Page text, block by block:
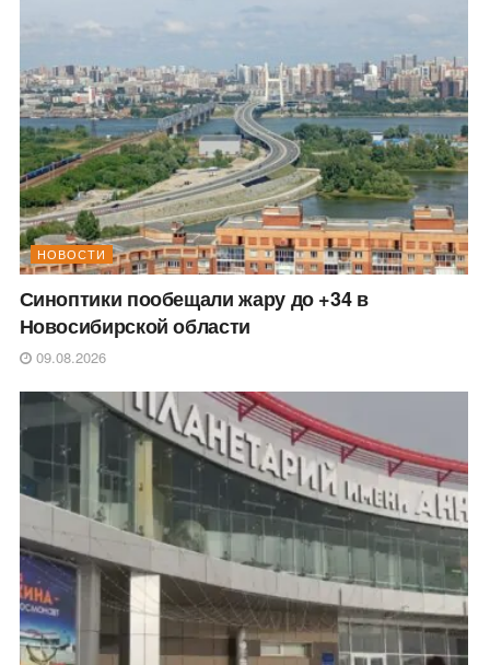
НОВОСТИ
Синоптики пообещали жару до +34 в
Новосибирской области
09.08.2026